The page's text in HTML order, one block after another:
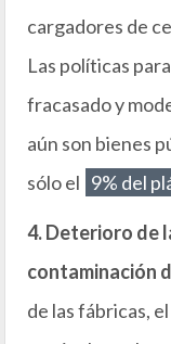
cargadores de
Las políticas
fracasado y
aún son bienes
sólo el 9% del
4. Deterioro de
contaminación
de las fábricas,